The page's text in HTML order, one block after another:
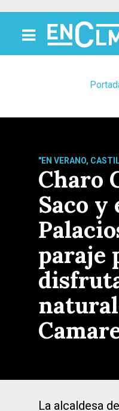
"EN VERANO,
Charo
Saco y
paraje
La alcaldesa